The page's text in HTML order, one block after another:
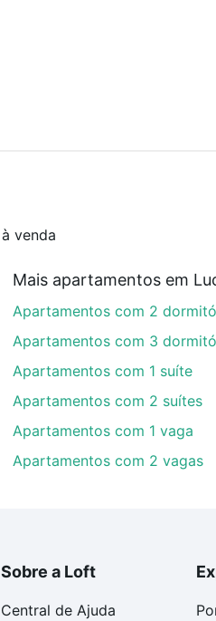
venda
Mais apartamentos em
Apartamentos com 2
Apartamentos com 3
Apartamentos com 1 suíte
Apartamentos com 2 suítes
Apartamentos com 1 vaga
Apartamentos com 2 vagas
Sobre a Loft
Central de Ajuda